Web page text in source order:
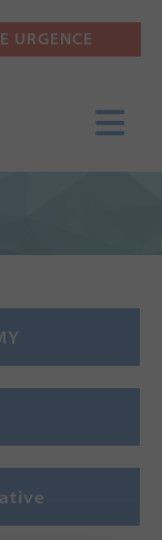
URGENCE